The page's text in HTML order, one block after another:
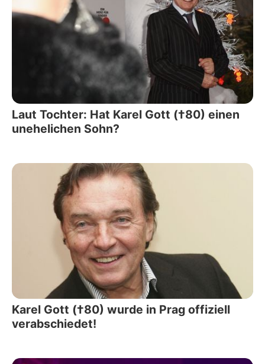
Laut Tochter: Hat Karel Gott (†80) einen
unehelichen Sohn?
Karel Gott (†80) wurde in Prag offiziell
verabschiedet!